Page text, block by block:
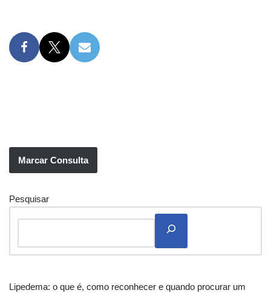
Marcar Consulta
Pesquisar
Lipedema: o que é, como reconhecer e quando procurar um